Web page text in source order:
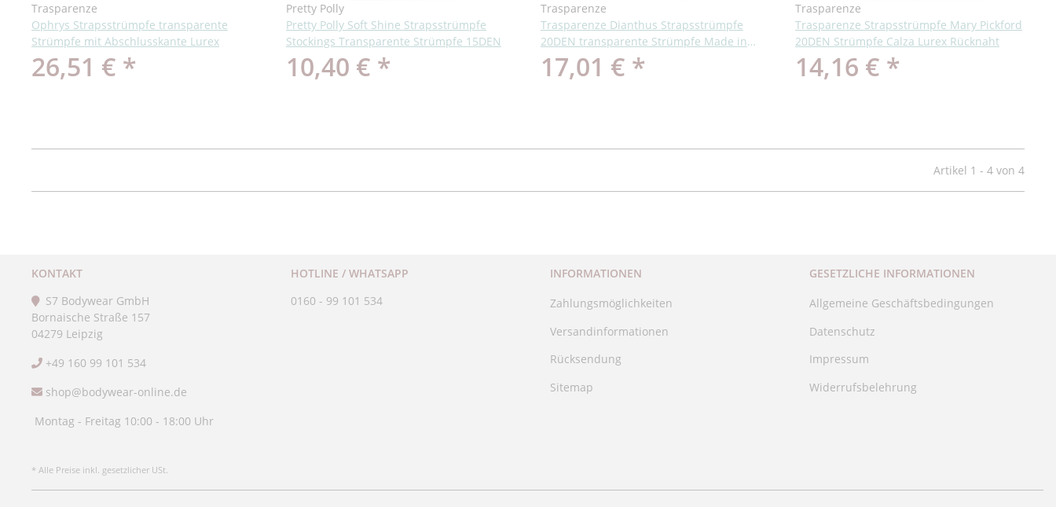
Trasparenze
Ophrys Strapsstrümpfe transparente
Strümpfe mit Abschlusskante Lurex
26,51 € *
Pretty Polly
Pretty Polly Soft Shine Strapsstrümpfe
Stockings Transparente Strümpfe 15DEN
10,40 € *
Trasparenze
Trasparenze Dianthus Strapsstrümpfe
20DEN transparente Strümpfe Made in
Italy
17,01 € *
Trasparenze
Trasparenze Strapsstrümpfe Mary Pickford
20DEN Strümpfe Calza Lurex Rücknaht
14,16 € *
Artikel 1 - 4 von 4
KONTAKT
S7 Bodywear GmbH
Bornaische Straße 157
04279 Leipzig
+49 160 99 101 534
shop@bodywear-online.de
Montag - Freitag 10:00 - 18:00 Uhr
HOTLINE / WHATSAPP
0160 - 99 101 534
INFORMATIONEN
Zahlungsmöglichkeiten
Versandinformationen
Rücksendung
Sitemap
GESETZLICHE INFORMATIONEN
Allgemeine Geschäftsbedingungen
Datenschutz
Impressum
Widerrufsbelehrung
* Alle Preise inkl. gesetzlicher USt.